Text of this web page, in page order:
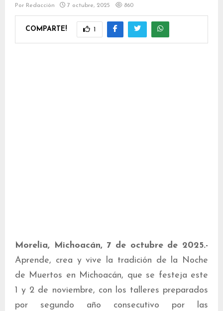
Por Redacción 7 octubre, 2025 860
COMPARTE! 1
Morelia, Michoacán, 7 de octubre de 2025.-
Aprende, crea y vive la tradición de la Noche
de Muertos en Michoacán, que se festeja este
1 y 2 de noviembre, con los talleres preparados
por segundo año consecutivo por las